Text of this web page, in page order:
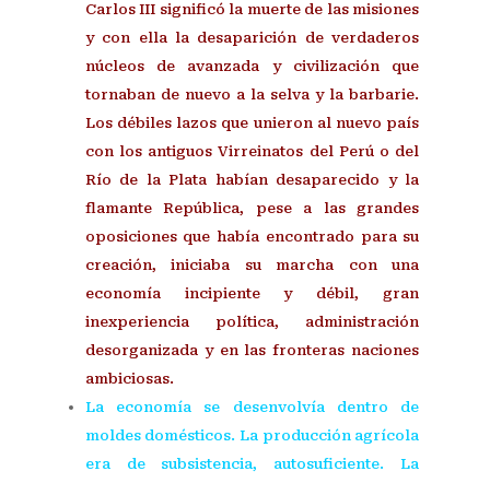
Carlos III significó la muerte de las misiones
y con ella la desaparición de verdaderos
núcleos de avanzada y civilización que
tornaban de nuevo a la selva y la barbarie.
Los débiles lazos que unieron al nuevo país
con los antiguos Virreinatos del Perú o del
Río de la Plata habían desaparecido y la
flamante República, pese a las grandes
oposiciones que había encontrado para su
creación, iniciaba su marcha con una
economía incipiente y débil, gran
inexperiencia política, administración
desorganizada y en las fronteras naciones
ambiciosas.
La economía se desenvolvía dentro de
moldes domésticos. La producción agrícola
era de subsistencia, autosuficiente. La